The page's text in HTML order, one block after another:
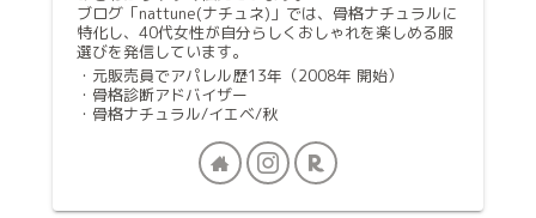
ブログ「nattune(ナチュネ)」では、骨格ナチュラルに
特化し、40代女性が自分らしくおしゃれを楽しめる服
選びを発信しています。
・元販売員でアパレル歴13年（2008年 開始）
・骨格診断アドバイザー
・骨格ナチュラル/イエベ/秋